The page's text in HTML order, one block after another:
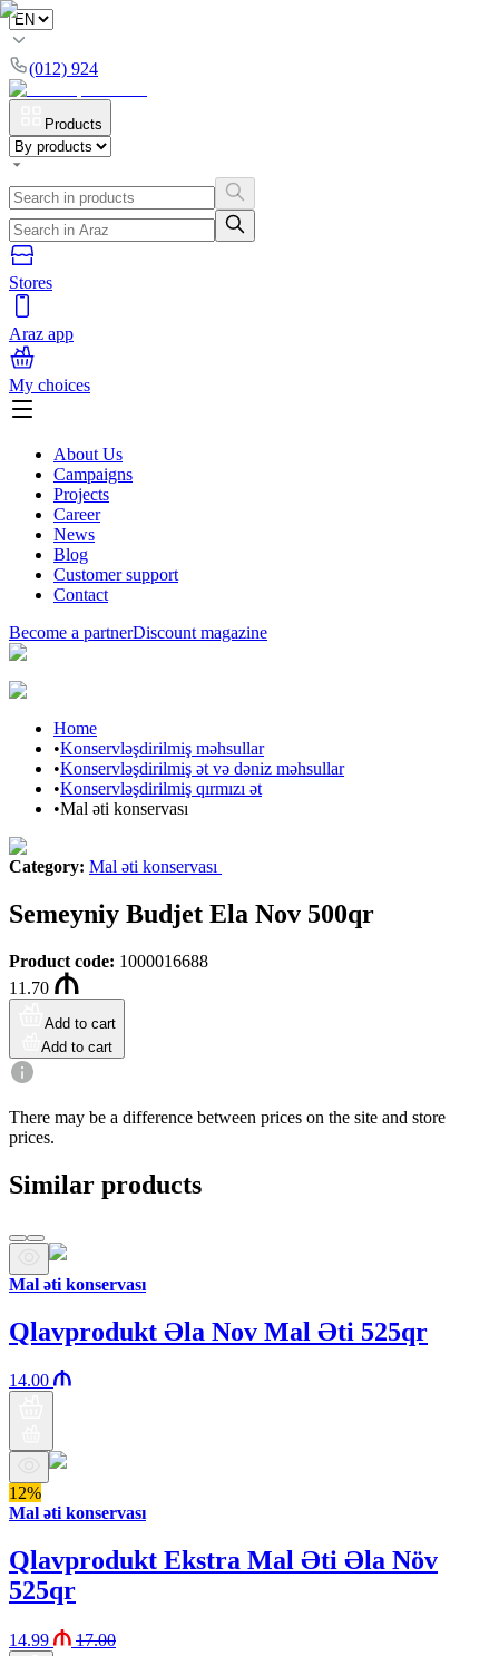
(012) 924
Products
Stores
Araz app
My choices
About Us
Campaigns
Projects
Career
News
Blog
Customer support
Contact
Become a partnerDiscount magazine
Home
•Konservləşdirilmiş məhsullar
•Konservləşdirilmiş ət və dəniz məhsullar
•Konservləşdirilmiş qırmızı ət
•Mal əti konservası
Category: Mal əti konservası
Semeyniy Budjet Ela Nov 500qr
Product code: 1000016688
11.70
Add to cart
Add to cart
There may be a difference between prices on the site and store
prices.
Similar products
Mal əti konservası
Qlavprodukt Əla Nov Mal Əti 525qr
14.00
12%
Mal əti konservası
Qlavprodukt Ekstra Mal Əti Əla Növ
525qr
14.99 17.00